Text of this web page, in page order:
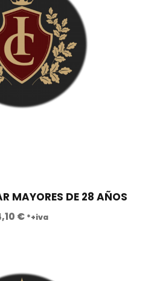
0
€
€
.
MAYORES DE 28 AÑOS
€ *+iva